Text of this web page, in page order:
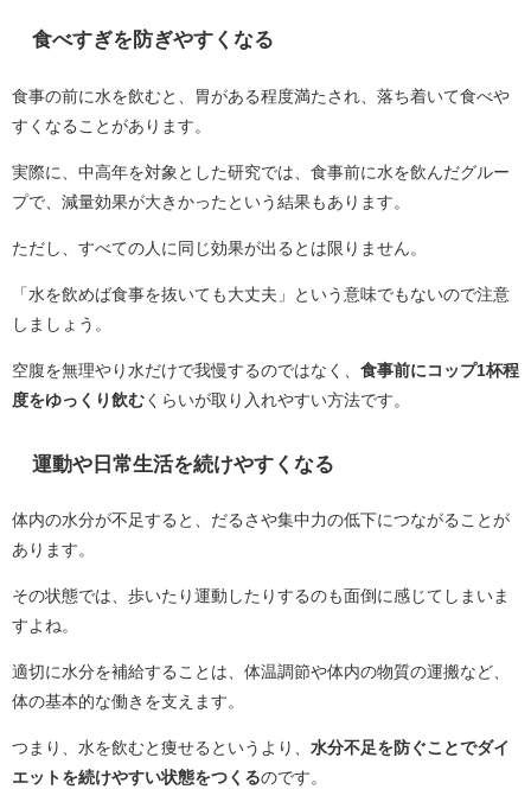
食べすぎを防ぎやすくなる
食事の前に水を飲むと、胃がある程度満たされ、落ち着いて食べや
すくなることがあります。
実際に、中高年を対象とした研究では、食事前に水を飲んだグルー
プで、減量効果が大きかったという結果もあります。
ただし、すべての人に同じ効果が出るとは限りません。
「水を飲めば食事を抜いても大丈夫」という意味でもないので注意
しましょう。
空腹を無理やり水だけで我慢するのではなく、 食事前にコップ1杯程
度をゆっくり飲む くらいが取り入れやすい方法です。
運動や日常生活を続けやすくなる
体内の水分が不足すると、だるさや集中力の低下につながることが
あります。
その状態では、歩いたり運動したりするのも面倒に感じてしまいま
すよね。
適切に水分を補給することは、体温調節や体内の物質の運搬など、
体の基本的な働きを支えます。
つまり、水を飲むと痩せるというより、 水分不足を防ぐことでダイ
エットを続けやすい状態をつくるのです。